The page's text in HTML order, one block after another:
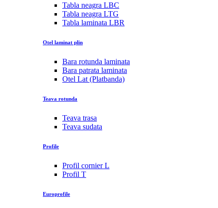
Tabla neagra LBC
Tabla neagra LTG
Tabla laminata LBR
Otel laminat plin
Bara rotunda laminata
Bara patrata laminata
Otel Lat (Platbanda)
Teava rotunda
Teava trasa
Teava sudata
Profile
Profil cornier L
Profil T
Europrofile